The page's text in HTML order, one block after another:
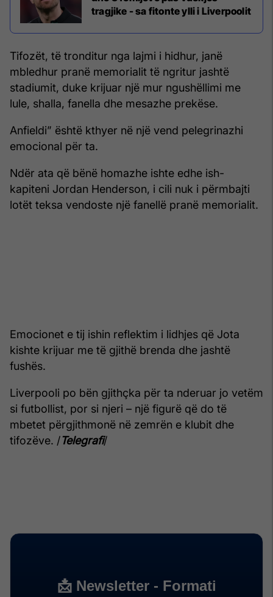
tragjike - sa fitonte ylli i Liverpoolit
Tifozët, të tronditur nga lajmi i hidhur, janë
mbledhur pranë memorialit të ngritur jashtë
stadiumit, duke krijuar një mur ngushëllimi me
lule, shalla, fanella dhe mesazhe prekëse.
Anfieldi” është kthyer në një vend pelegrinazhi
emocional për ta.
Ndër ata që bënë homazhe ishte edhe ish-
kapiteni Jordan Henderson, i cili nuk i përmbajti
lotët teksa vendoste një fanellë pranë memorialit.
Emocionet e tij ishin reflektim i lidhjes që Jota
kishte krijuar me të gjithë brenda dhe jashtë
fushës.
Liverpooli po bën gjithçka për ta nderuar jo vetëm
si futbollist, por si njeri – një figurë që do të
mbetet përgjithmonë në zemrën e klubit dhe
tifozëve. /Telegrafi/